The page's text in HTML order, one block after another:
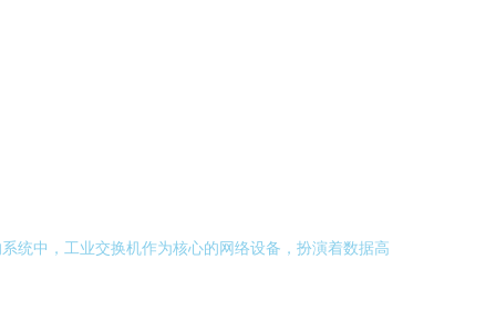
统中，工业交换机作为核心的网络设备，扮演着数据高